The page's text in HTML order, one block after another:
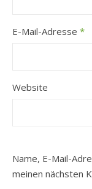
E-Mail-Adresse *
Website
Name, E-Mail-
meinen nächsten